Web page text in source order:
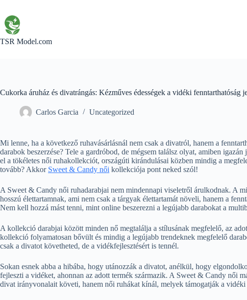
content
TSR Model.com
Cukorka áruház és divatrángás: Kézműves édességek a vidéki fenntarthatóság
Carlos Garcia Uncategorized
Mi lenne, ha a következő ruhavásárlásnál nem csak a divatról, hanem a
darabok beszerzése? Tele a gardróbod, de mégsem találsz olyat, amiben
el a tökéletes női ruhakollekciót, országúti kirándulásai közben mindig a
tovább? Akkor Sweet & Candy női kollekciója pont neked szól!
A Sweet & Candy női ruhadarabjai nem mindennapi viseletről árulkodnak. A
hosszú élettartamnak, ami nem csak a tárgyak élettartamát növeli, hanem a
Nem kell hozzá mást tenni, mint online beszerezni a legújabb darabokat a
A kollekció darabjai között minden nő megtalálja a stílusának megfelelő, az
kollekció folyamatosan bővült és mindig a legújabb trendeknek megfelelő
csak a divatot követheted, de a vidékfejlesztésért is tennél.
Sokan esnek abba a hibába, hogy utánozzák a divatot, anélkül, hogy
fejleszti a vidéket, ahonnan az adott termék származik. A Sweet & Candy női
divat irányvonalait követi, hanem női ruhákat kínál, melyek támogatják a vidéki